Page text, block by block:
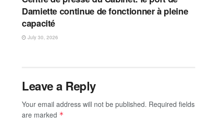
Damiette continue de fonctionner à pleine
capacité
July 30, 2026
Leave a Reply
Your email address will not be published. Required fields
are marked *